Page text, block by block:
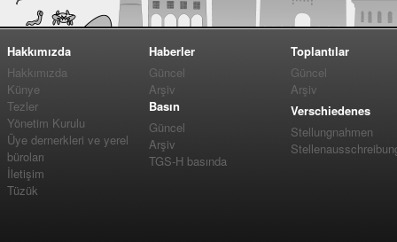
Hakkımızda
Hakkımızda
Künye
Tezler
Yönetim Kurulu
Üye dernerkleri ve yerel
büroları
İletişim
Tüzük
Haberler
Güncel
Arşiv
Basın
Güncel
Arşiv
TGS-H basında
Toplantılar
Güncel
Arşiv
Verschiedenes
Stellungnahmen